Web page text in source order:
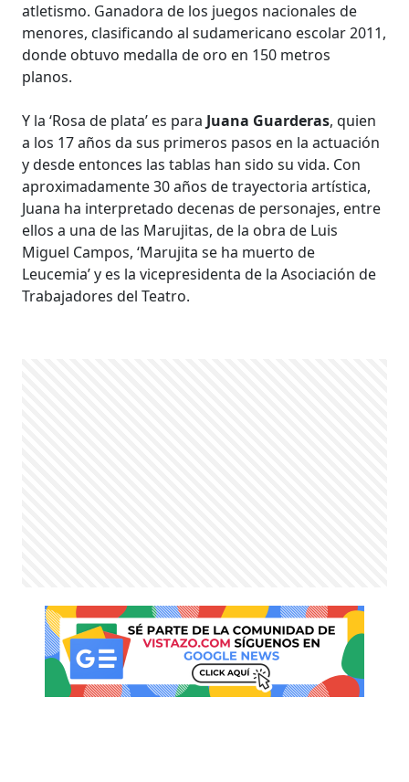
atletismo. Ganadora de los juegos nacionales de
menores, clasificando al sudamericano escolar 2011,
donde obtuvo medalla de oro en 150 metros
planos.
Y la ‘Rosa de plata’ es para Juana Guarderas, quien
a los 17 años da sus primeros pasos en la actuación
y desde entonces las tablas han sido su vida. Con
aproximadamente 30 años de trayectoria artística,
Juana ha interpretado decenas de personajes, entre
ellos a una de las Marujitas, de la obra de Luis
Miguel Campos, ‘Marujita se ha muerto de
Leucemia’ y es la vicepresidenta de la Asociación de
Trabajadores del Teatro.